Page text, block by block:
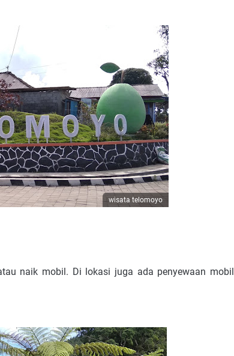
wisata telomoyo
naik mobil. Di lokasi juga ada penyewaan mobil